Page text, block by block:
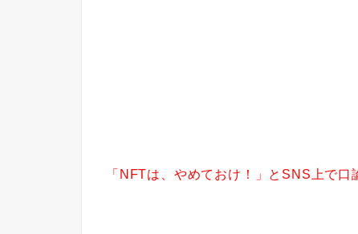
「NFTは、やめておけ！」とSNS上で